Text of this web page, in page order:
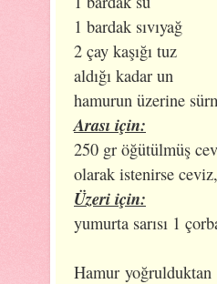
1 bardak sıvıyağ
2 çay kaşığı tuz
aldığı kadar un
hamurun üzerine
Arası için:
250 gr öğütülmüş
olarak istenirse
Üzeri için:
yumurta sarısı 1
Hamur yoğrulduktan